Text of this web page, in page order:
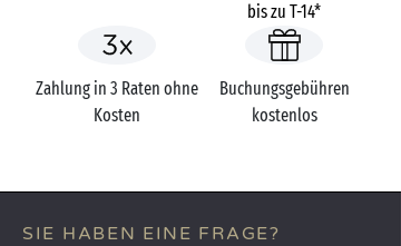
bis zu T-14*
Zahlung in 3 Raten ohne
Kosten
Buchungsgebühren
kostenlos
SIE HABEN EINE FRAGE?